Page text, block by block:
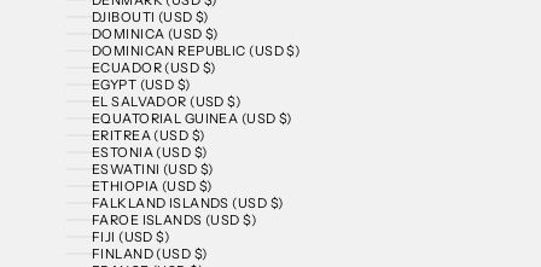
DJIBOUTI (USD $)
DOMINICA (USD $)
DOMINICAN REPUBLIC (USD $)
ECUADOR (USD $)
EGYPT (USD $)
EL SALVADOR (USD $)
EQUATORIAL GUINEA (USD $)
ERITREA (USD $)
ESTONIA (USD $)
ESWATINI (USD $)
ETHIOPIA (USD $)
FALKLAND ISLANDS (USD $)
FAROE ISLANDS (USD $)
FIJI (USD $)
FINLAND (USD $)